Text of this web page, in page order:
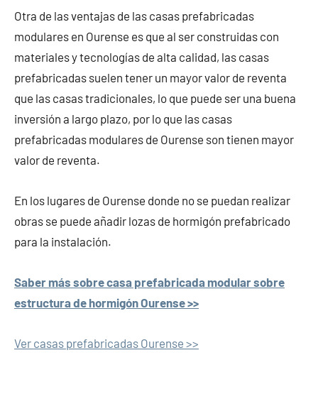
Otra de las ventajas de las casas prefabricadas
modulares en Ourense es que al ser construidas con
materiales y tecnologías de alta calidad, las casas
prefabricadas suelen tener un mayor valor de reventa
que las casas tradicionales, lo que puede ser una buena
inversión a largo plazo, por lo que las casas
prefabricadas modulares de Ourense son tienen mayor
valor de reventa.
En los lugares de Ourense donde no se puedan realizar
obras se puede añadir lozas de hormigón prefabricado
para la instalación.
Saber más sobre casa prefabricada modular sobre
estructura de hormigón Ourense >>
Ver casas prefabricadas Ourense >>